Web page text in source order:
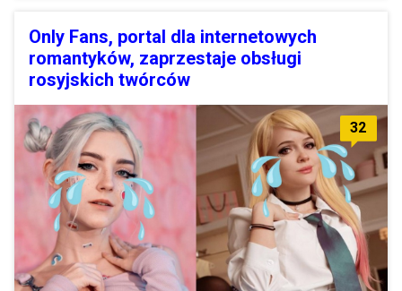
Only Fans, portal dla internetowych
romantyków, zaprzestaje obsługi
rosyjskich twórców
32